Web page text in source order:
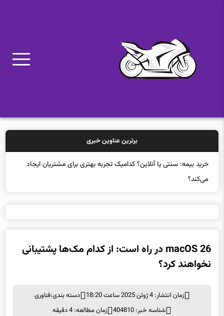
برترین عناوین خبری
خرید بیمه: سنتی یا آنلاین؟ کدامیک تجربه بهتری برای مشتریان ایجاد
می‌کند؟
macOS 26 در راه است: از کدام مک‌ها پشتیبانی
نخواهند کرد؟
زمان انتشار: 4 ژوئن 2025 ساعت 18:20 دسته بندی:فناوری
شناسه خبر: 404810
زمان مطالعه: 4 دقیقه